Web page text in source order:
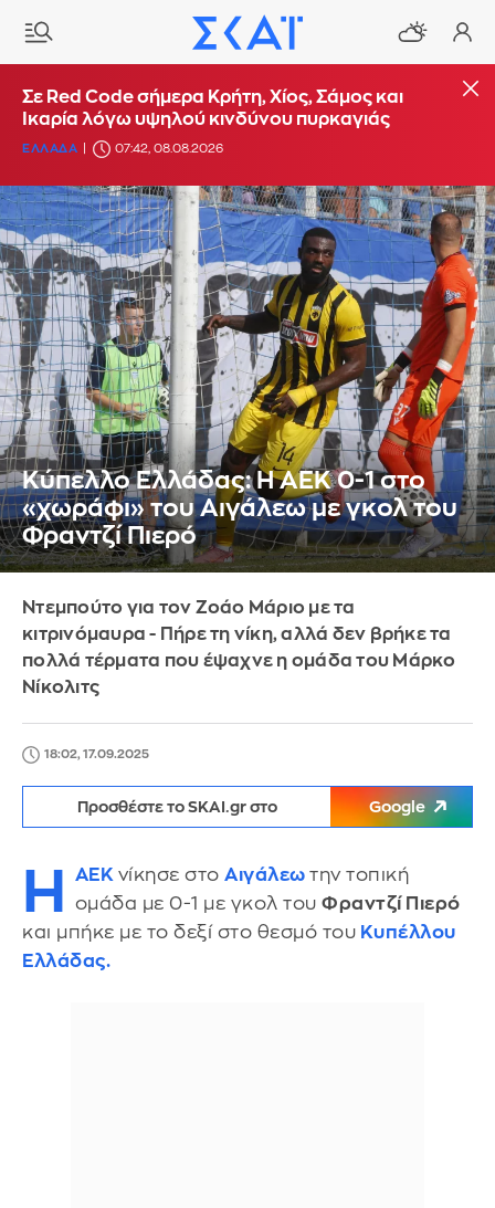
Σε Red Code σήμερα Κρήτη, Χίος, Σάμος και
Ικαρία λόγω υψηλού κινδύνου πυρκαγιάς
ΕΛΛΑΔΑ 07:42, 08.08.2026
Κύπελλο Ελλάδας: Η ΑΕΚ 0-1 στο
«χωράφι» του Αιγάλεω με γκολ του
Φραντζί Πιερό
Ντεμπούτο για τον Ζοάο Μάριο με τα
κιτρινόμαυρα - Πήρε τη νίκη, αλλά δεν βρήκε τα
πολλά τέρματα που έψαχνε η ομάδα του Μάρκο
Νίκολιτς
18:02, 17.09.2025
Προσθέστε το SKAI.gr στο Google
Η ΑΕΚ νίκησε στο Αιγάλεω την τοπική
ομάδα με 0-1 με γκολ του Φραντζί Πιερό
και μπήκε με το δεξί στο θεσμό του Κυπέλλου
Ελλάδας.